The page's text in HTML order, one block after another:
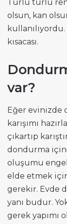
Türlü türlü
olsun, kan
kısacası.
var?
Eğer evinizde
karışımı
çıkartıp
dondurma
oluşumu
elde etmek
gerekir. Evde
yanı budur.
gerek yapımı